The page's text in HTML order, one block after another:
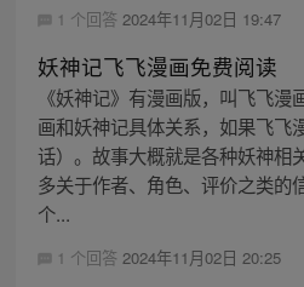
1 个回答 2024年11月02日 19:47
妖神记飞飞漫画免费阅读
《妖神记》有漫画版，叫飞飞
画和妖神记具体关系，如果飞飞
话）。故事大概就是各种妖神相
多关于作者、角色、评价之类的
个...
1 个回答 2024年11月02日 20:25